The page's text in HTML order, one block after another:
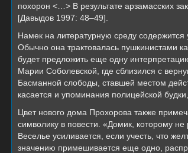
похорон <…> В результате арзамасских
[Давыдов 1997: 48–49].
Намек на литературную среду
Обычно она трактовалась пушкинистами
будет предложить еще одну
Марии Соболевской, где сблизился с
Басманной слободы, ставшей местом
касается и упоминания полицейской
Цвет нового дома Прохорова также
символику в повести. «Домик, которому
Веселье усиливается, если учесть, что
значению примешивается еще одно,